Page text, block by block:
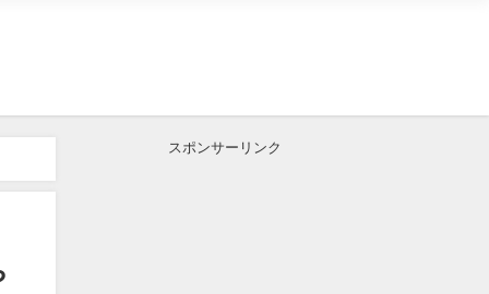
スポンサーリンク